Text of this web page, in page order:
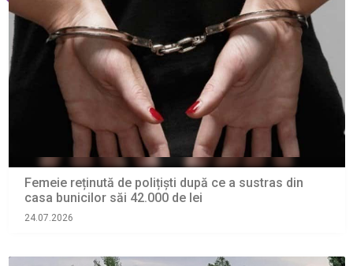
Femeie reținută de polițiști după ce a sustras din
casa bunicilor săi 42.000 de lei
24.07.2026